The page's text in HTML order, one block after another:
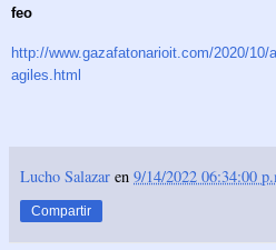
feo
http://www.gazafatonarioit.com/2020/
agiles.html
Lucho Salazar en 9/14/2022 06:34:00
Compartir